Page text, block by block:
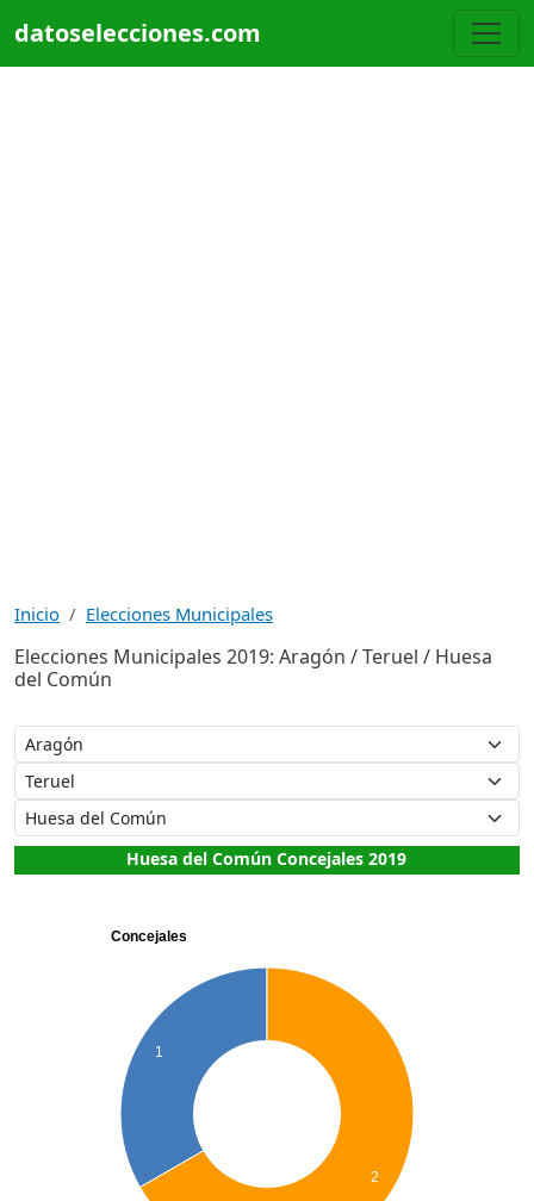
datoselecciones.com
Inicio Elecciones Municipales
Elecciones Municipales 2019: Aragón / Teruel / Huesa
del Común
Huesa del Común Concejales 2019
Concejales
1
2